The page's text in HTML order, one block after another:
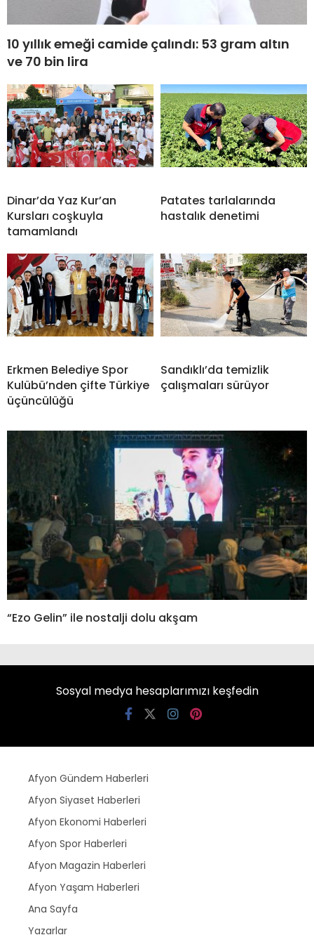
10 yıllık emeği camide çalındı: 53 gram altın
ve 70 bin lira
Dinar’da Yaz Kur’an
Kursları coşkuyla
tamamlandı
Patates tarlalarında
hastalık denetimi
Erkmen Belediye Spor
Kulübü’nden çifte Türkiye
üçüncülüğü
Sandıklı’da temizlik
çalışmaları sürüyor
“Ezo Gelin” ile nostalji dolu akşam
Sosyal medya hesaplarımızı keşfedin
Afyon Gündem Haberleri
Afyon Siyaset Haberleri
Afyon Ekonomi Haberleri
Afyon Spor Haberleri
Afyon Magazin Haberleri
Afyon Yaşam Haberleri
Ana Sayfa
Yazarlar